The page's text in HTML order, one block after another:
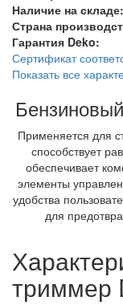
Наличие на складе:
Страна
Гарантия Deko:
Сертификат
Показать все
Применяется для
способствует
обеспечивает
элементы
удобства
для
триммер